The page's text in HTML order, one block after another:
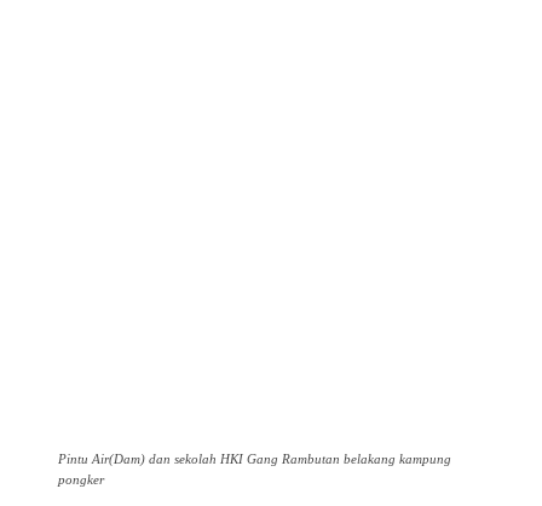
Pintu Air(Dam) dan sekolah HKI Gang Rambutan belakang kampung
pongker